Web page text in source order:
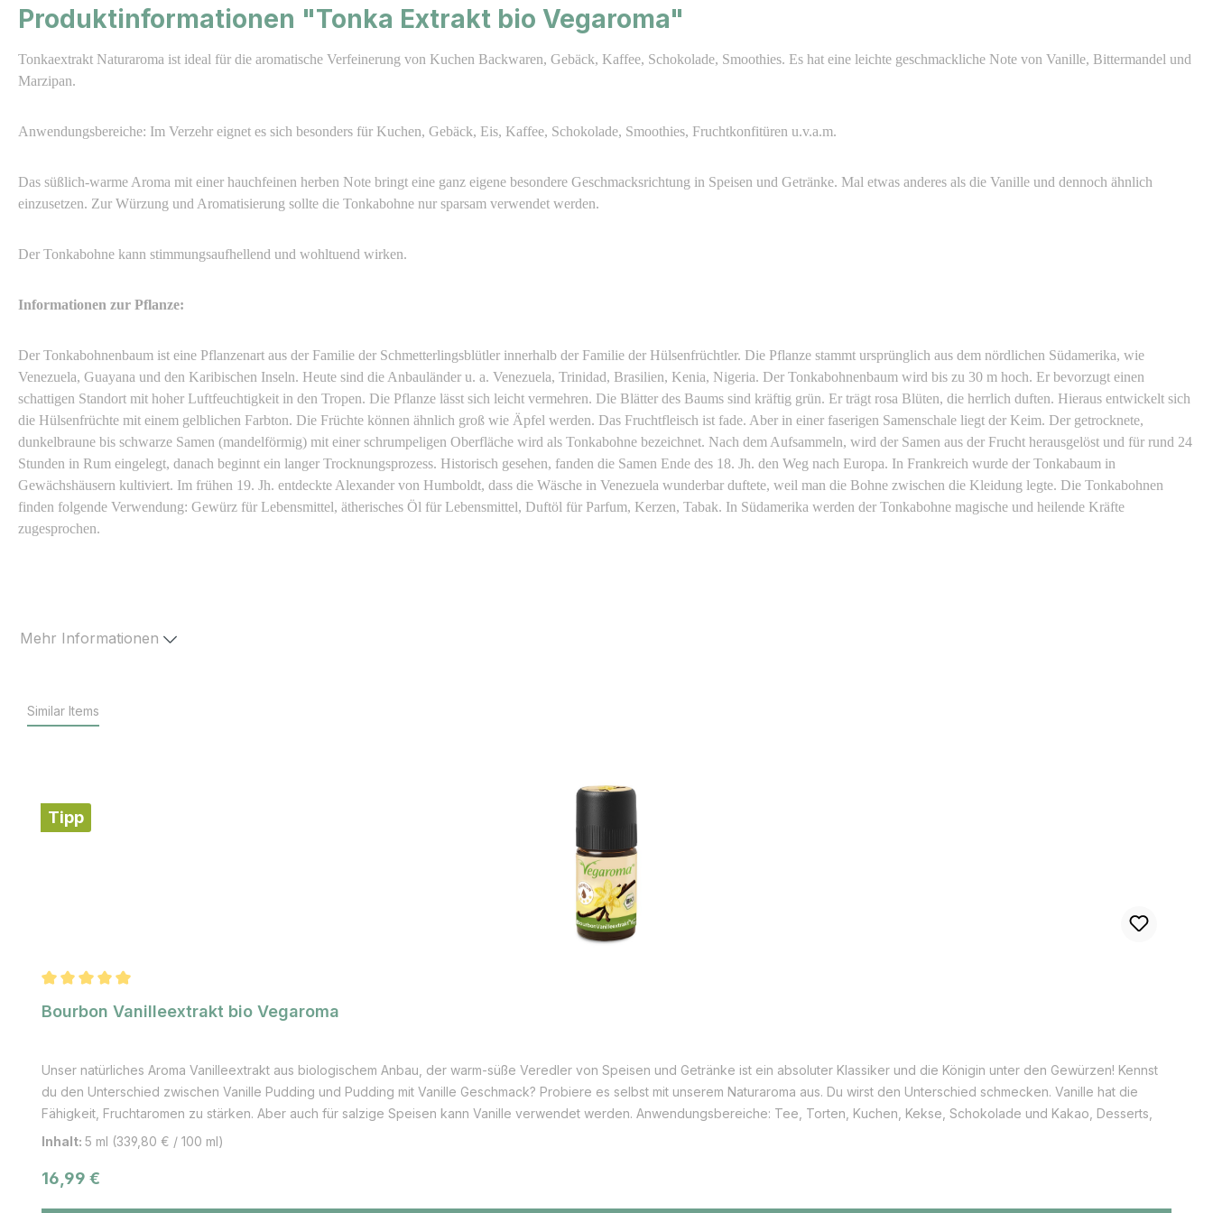
Produktinformationen "Tonka Extrakt bio Vegaroma"
Tonkaextrakt Naturaroma ist ideal für die aromatische Verfeinerung von Kuchen Backwaren, Gebäck, Kaffee, Schokolade, Smoothies. Es hat eine leichte geschmackliche Note von Vanille, Bittermandel und
Marzipan.
Anwendungsbereiche: Im Verzehr eignet es sich besonders für Kuchen, Gebäck, Eis, Kaffee, Schokolade, Smoothies, Fruchtkonfitüren u.v.a.m.
Das süßlich-warme Aroma mit einer hauchfeinen herben Note bringt eine ganz eigene besondere Geschmacksrichtung in Speisen und Getränke. Mal etwas anderes als die Vanille und dennoch ähnlich
einzusetzen. Zur Würzung und Aromatisierung sollte die Tonkabohne nur sparsam verwendet werden.
Der Tonkabohne kann stimmungsaufhellend und wohltuend wirken.
Informationen zur Pflanze:
Der Tonkabohnenbaum ist eine Pflanzenart aus der Familie der Schmetterlingsblütler innerhalb der Familie der Hülsenfrüchtler. Die Pflanze stammt ursprünglich aus dem nördlichen Südamerika, wie
Venezuela, Guayana und den Karibischen Inseln. Heute sind die Anbauländer u. a. Venezuela, Trinidad, Brasilien, Kenia, Nigeria. Der Tonkabohnenbaum wird bis zu 30 m hoch. Er bevorzugt einen
schattigen Standort mit hoher Luftfeuchtigkeit in den Tropen. Die Pflanze lässt sich leicht vermehren. Die Blätter des Baums sind kräftig grün. Er trägt rosa Blüten, die herrlich duften. Hieraus entwickelt sich
die Hülsenfrüchte mit einem gelblichen Farbton. Die Früchte können ähnlich groß wie Äpfel werden. Das Fruchtfleisch ist fade. Aber in einer faserigen Samenschale liegt der Keim. Der getrocknete,
dunkelbraune bis schwarze Samen (mandelförmig) mit einer schrumpeligen Oberfläche wird als Tonkabohne bezeichnet. Nach dem Aufsammeln, wird der Samen aus der Frucht herausgelöst und für rund 24
Stunden in Rum eingelegt, danach beginnt ein langer Trocknungsprozess. Historisch gesehen, fanden die Samen Ende des 18. Jh. den Weg nach Europa. In Frankreich wurde der Tonkabaum in
Gewächshäusern kultiviert. Im frühen 19. Jh. entdeckte Alexander von Humboldt, dass die Wäsche in Venezuela wunderbar duftete, weil man die Bohne zwischen die Kleidung legte. Die Tonkabohnen
finden folgende Verwendung: Gewürz für Lebensmittel, ätherisches Öl für Lebensmittel, Duftöl für Parfum, Kerzen, Tabak. In Südamerika werden der Tonkabohne magische und heilende Kräfte
zugesprochen.
Mehr Informationen
Similar Items
Tipp
Bourbon Vanilleextrakt bio Vegaroma
Unser natürliches Aroma Vanilleextrakt aus biologischem Anbau, der warm-süße Veredler von Speisen und Getränke ist ein absoluter Klassiker und die Königin unter den Gewürzen! Kennst
du den Unterschied zwischen Vanille Pudding und Pudding mit Vanille Geschmack? Probiere es selbst mit unserem Naturaroma aus. Du wirst den Unterschied schmecken. Vanille hat die
Fähigkeit, Fruchtaromen zu stärken. Aber auch für salzige Speisen kann Vanille verwendet werden. Anwendungsbereiche: Tee, Torten, Kuchen, Kekse, Schokolade und Kakao, Desserts,
Obstsalat, Eiskreationen, Salatdressing, Gemüse, Fisch- und Fleischgerichte, Cocktails, Smoothies u.v.a.m. Es kann süße aber auch salzige Speisen veredeln. Das warm-süße und feine Aroma
Pflanze: Die Vanille ist ein Gewürz, das aus den vermentierten Vanilleschoten verschiedener Arten der Orchideen-Gattung Vanilla gewonnen wird. Es handelt sich um eine Schlingpflanze.
Inhalt: 5 ml (339,80 € / 100 ml)
Regulärer Preis:
16,99 €